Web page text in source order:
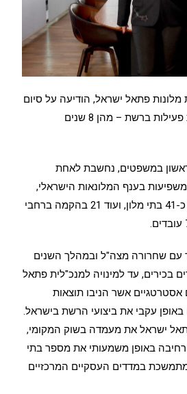
פתאל ישראל, הודיעה על סיום
תפקידה לאחר 24 שנות פעילות ברשת – מהן 8 שנים
במשפטים, נחשבת לאחת
בענף המלונאות הישראלי,
עם אחריות ניהולית של כ-41 בתי מלון, ועוד 21 בהקמה ברחבי
עם שחרורה מצה"ל ובמהלך השנים
בכירים, עד למינויה למנכ"לית פתאל
אשר הניבו תוצאות
באופן עקבי את ביצועי הרשת בישראל.
ישראל את מעמדה בשוק המקומי,
באופן משמעותי את מספר בתי
מתמשכת במדדים העסקיים המרכזיים